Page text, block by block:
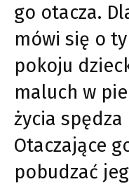
go otacza.
mówi się o
pokoju
maluch w
życia
Otaczające
pobudzać